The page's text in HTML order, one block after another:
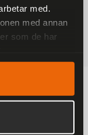
med.
med annan
som de har